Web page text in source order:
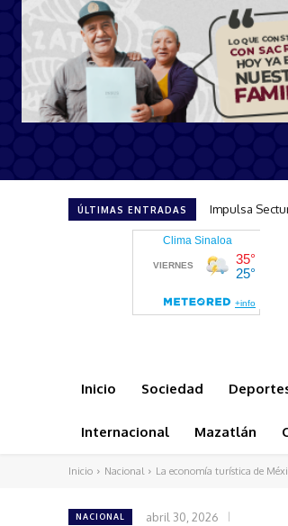
ÚLTIMAS ENTRADAS Impulsa Sectur
Minerva
Inicio Sociedad
Internacional Mazatlán
Inicio Nacional La economía turística de
NACIONAL abril 30, 2026